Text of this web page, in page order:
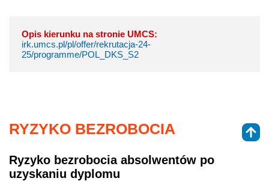
Opis kierunku na stronie UMCS:
irk.umcs.pl/pl/offer/rekrutacja-24-
25/programme/POL_DKS_S2
RYZYKO BEZROBOCIA
Ryzyko bezrobocia absolwentów po
uzyskaniu dyplomu